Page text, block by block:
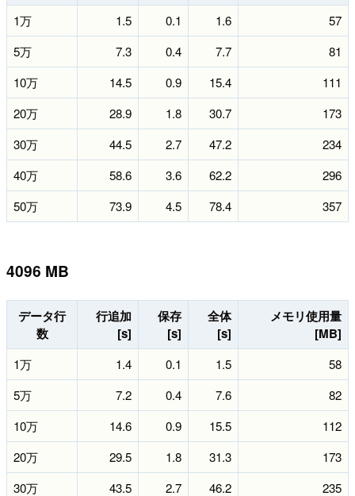
1万 1.5 0.1 1.6
57
5万
7.3 0.4 7.7
81
10万
14.5 0.9 15.4
111
20万
28.9 1.8 30.7
173
30万
44.5 2.7 47.2
234
40万
58.6 3.6 62.2
296
50万
73.9 4.5 78.4 357
4096 MB
データ行
数
行追加
[s]
保存
[s]
全体
[s]
メモリ使用量
[MB]
1万 1.4 0.1 1.5
58
5万
7.2 0.4 7.6
82
10万
14.6 0.9 15.5
112
20万
29.5 1.8 31.3
173
30万
43.5 2.7 46.2
235